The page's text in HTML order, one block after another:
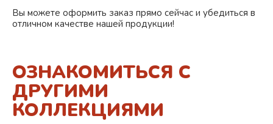
Вы можете оформить заказ прямо сейчас и убедиться в
отличном качестве нашей продукции!
ОЗНАКОМИТЬСЯ С
ДРУГИМИ
КОЛЛЕКЦИЯМИ